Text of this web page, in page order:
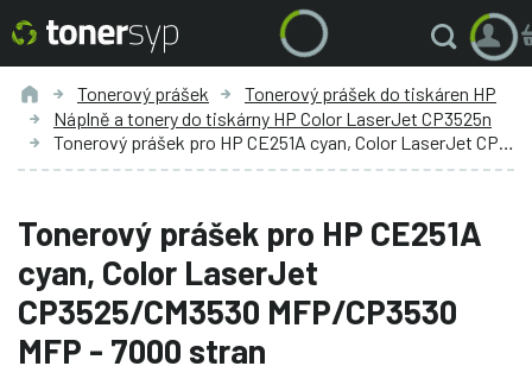
Tonerový prášek
Tonerový prášek do tiskáren HP
Náplně a tonery do tiskárny HP Color LaserJet CP3525n
Tonerový prášek pro HP CE251A cyan, Color LaserJet CP3525/CM3530 MFP/CP3530 MFP - 7000 stran
Tonerový prášek pro HP CE251A
cyan, Color LaserJet
CP3525/CM3530 MFP/CP3530
MFP - 7000 stran